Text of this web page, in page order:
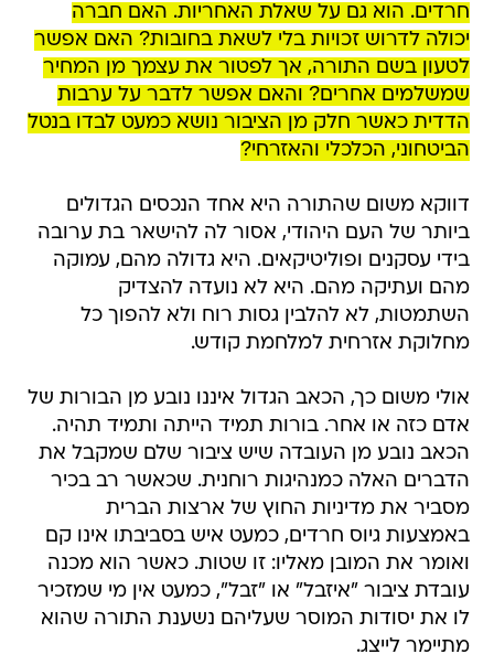
חרדים. הוא גם על שאלת האחריות. האם חברה
יכולה לדרוש זכויות בלי לשאת בחובות? האם אפשר
לטעון בשם התורה, אך לפטור את עצמך מן המחיר
שמשלמים אחרים? והאם אפשר לדבר על ערבות
הדדית כאשר חלק מן הציבור נושא כמעט לבדו בנטל
הביטחוני, הכלכלי והאזרחי?
דווקא משום שהתורה היא אחד הנכסים הגדולים
ביותר של העם היהודי, אסור לה להישאר בת ערובה
בידי עסקנים ופוליטיקאים. היא גדולה מהם, עמוקה
מהם ועתיקה מהם. היא לא נועדה להצדיק
השתמטות, לא להלבין גסות רוח ולא להפוך כל
מחלוקת אזרחית למלחמת קודש.
אולי משום כך, הכאב הגדול איננו נובע מן הבורות של
אדם כזה או אחר. בורות תמיד הייתה ותמיד תהיה.
הכאב נובע מן העובדה שיש ציבור שלם שמקבל את
הדברים האלה כמנהיגות רוחנית. שכאשר רב בכיר
מסביר את מדיניות החוץ של ארצות הברית
באמצעות גיוס חרדים, כמעט איש בסביבתו אינו קם
ואומר את המובן מאליו: זו שטות. כאשר הוא מכנה
עובדת ציבור "איזבל" או "זבל", כמעט אין מי שמזכיר
לו את יסודות המוסר שעליהם נשענת התורה שהוא
מתיימר לייצג.